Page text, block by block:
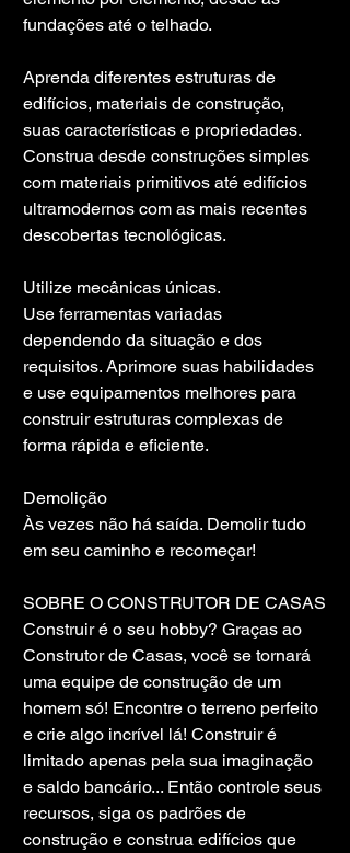
fundações até o telhado.
Aprenda diferentes estruturas de
edifícios, materiais de construção,
suas características e propriedades.
Construa desde construções simples
com materiais primitivos até edifícios
ultramodernos com as mais recentes
descobertas tecnológicas.
Utilize mecânicas únicas.
Use ferramentas variadas
dependendo da situação e dos
requisitos. Aprimore suas habilidades
e use equipamentos melhores para
construir estruturas complexas de
forma rápida e eficiente.
Demolição
Às vezes não há saída. Demolir tudo
em seu caminho e recomeçar!
SOBRE O CONSTRUTOR DE CASAS
Construir é o seu hobby? Graças ao
Construtor de Casas, você se tornará
uma equipe de construção de um
homem só! Encontre o terreno perfeito
e crie algo incrível lá! Construir é
limitado apenas pela sua imaginação
e saldo bancário... Então controle seus
recursos, siga os padrões de
construção e construa edifícios que